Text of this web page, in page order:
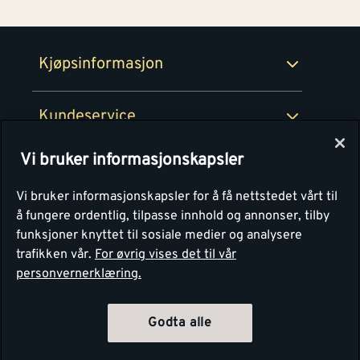
Kjøpsinformasjon
Retur- og angrerettsskjema
Kundeservice
Montér
Personvern
Vi bruker informasjonskapsler
Vi bruker informasjonskapsler for å få nettstedet vårt til
å fungere ordentlig, tilpasse innhold og annonser, tilby
funksjoner knyttet til sosiale medier og analysere
trafikken vår. For øvrig vises det til vår
personvernerklæring.
Godta alle